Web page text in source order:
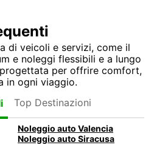
di veicoli e servizi, come il
e noleggi flessibili e a lungo
per offrire comfort,
in ogni viaggio.
Top Destinazioni
Noleggio auto Valencia
Noleggio auto Siracusa